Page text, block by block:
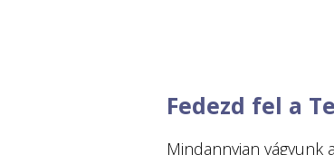
Fedezd fel a
Mindannyian vágyunk